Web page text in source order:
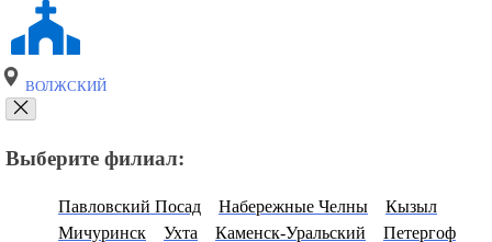
ВОЛЖСКИЙ
Выберите филиал:
Павловский Посад Набережные Челны
Кызыл
Мичуринск
Ухта Каменск-Уральский
Петергоф